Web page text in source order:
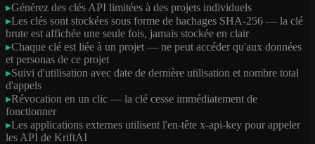
▸Générez des clés API limitées à des projets individuels
▸Les clés sont stockées sous forme de hachages SHA-256 — la clé
brute est affichée une seule fois, jamais stockée en clair
▸Chaque clé est liée à un projet — ne peut accéder qu'aux données
et personas de ce projet
▸Suivi d'utilisation avec date de dernière utilisation et nombre total
d'appels
▸Révocation en un clic — la clé cesse immédiatement de
fonctionner
▸Les applications externes utilisent l'en-tête x-api-key pour appeler
les API de KriftAI